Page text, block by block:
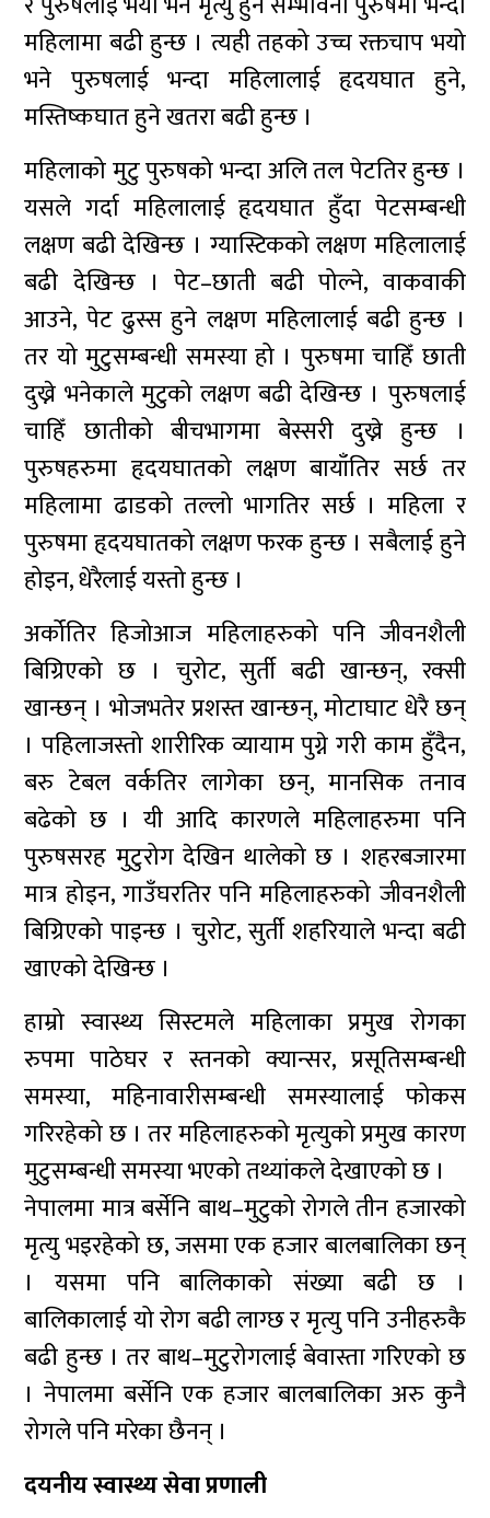
महिलामा बढी हुन्छ । त्यही तहको उच्च रक्तचाप भयो
भने पुरुषलाई भन्दा महिलालाई हृदयघात हुने,
मस्तिष्कघात हुने खतरा बढी हुन्छ ।
महिलाको मुटु पुरुषको भन्दा अलि तल पेटतिर हुन्छ ।
यसले गर्दा महिलालाई हृदयघात हुँदा पेटसम्बन्धी
लक्षण बढी देखिन्छ । ग्यास्टिकको लक्षण महिलालाई
बढी देखिन्छ । पेट–छाती बढी पोल्ने, वाकवाकी
आउने, पेट ढुस्स हुने लक्षण महिलालाई बढी हुन्छ ।
तर यो मुटुसम्बन्धी समस्या हो । पुरुषमा चाहिँ छाती
दुख्ने भनेकाले मुटुको लक्षण बढी देखिन्छ । पुरुषलाई
चाहिँ छातीको बीचभागमा बेस्सरी दुख्ने हुन्छ ।
पुरुषहरुमा हृदयघातको लक्षण बायाँतिर सर्छ तर
महिलामा ढाडको तल्लो भागतिर सर्छ । महिला र
पुरुषमा हृदयघातको लक्षण फरक हुन्छ । सबैलाई हुने
होइन, धेरैलाई यस्तो हुन्छ ।
अर्कोतिर हिजोआज महिलाहरुको पनि जीवनशैली
बिग्रिएको छ । चुरोट, सुर्ती बढी खान्छन्, रक्सी
खान्छन् । भोजभतेर प्रशस्त खान्छन्, मोटाघाट धेरै छन्
। पहिलाजस्तो शारीरिक व्यायाम पुग्ने गरी काम हुँदैन,
बरु टेबल वर्कतिर लागेका छन्, मानसिक तनाव
बढेको छ । यी आदि कारणले महिलाहरुमा पनि
पुरुषसरह मुटुरोग देखिन थालेको छ । शहरबजारमा
मात्र होइन, गाउँघरतिर पनि महिलाहरुको जीवनशैली
बिग्रिएको पाइन्छ । चुरोट, सुर्ती शहरियाले भन्दा बढी
खाएको देखिन्छ ।
हाम्रो स्वास्थ्य सिस्टमले महिलाका प्रमुख रोगका
रुपमा पाठेघर र स्तनको क्यान्सर, प्रसूतिसम्बन्धी
समस्या, महिनावारीसम्बन्धी समस्यालाई फोकस
गरिरहेको छ । तर महिलाहरुको मृत्युको प्रमुख कारण
मुटुसम्बन्धी समस्या भएको तथ्यांकले देखाएको छ ।
नेपालमा मात्र बर्सेनि बाथ–मुटुको रोगले तीन हजारको
मृत्यु भइरहेको छ, जसमा एक हजार बालबालिका छन्
। यसमा पनि बालिकाको संख्या बढी छ ।
बालिकालाई यो रोग बढी लाग्छ र मृत्यु पनि उनीहरुकै
बढी हुन्छ । तर बाथ–मुटुरोगलाई बेवास्ता गरिएको छ
। नेपालमा बर्सेनि एक हजार बालबालिका अरु कुनै
रोगले पनि मरेका छैनन् ।
दयनीय स्वास्थ्य सेवा प्रणाली